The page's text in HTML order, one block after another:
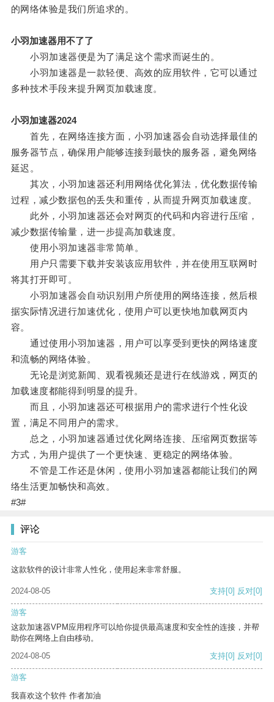
的网络体验是我们所追求的。
小羽加速器用不了了
小羽加速器便是为了满足这个需求而诞生的。
小羽加速器是一款轻便、高效的应用软件，它可以通过
多种技术手段来提升网页加载速度。
小羽加速器2024
首先，在网络连接方面，小羽加速器会自动选择最佳的
服务器节点，确保用户能够连接到最快的服务器，避免网络
延迟。
其次，小羽加速器还利用网络优化算法，优化数据传输
过程，减少数据包的丢失和重传，从而提升网页加载速度。
此外，小羽加速器还会对网页的代码和内容进行压缩，
减少数据传输量，进一步提高加载速度。
使用小羽加速器非常简单。
用户只需要下载并安装该应用软件，并在使用互联网时
将其打开即可。
小羽加速器会自动识别用户所使用的网络连接，然后根
据实际情况进行加速优化，使用户可以更快地加载网页内
容。
通过使用小羽加速器，用户可以享受到更快的网络速度
和流畅的网络体验。
无论是浏览新闻、观看视频还是进行在线游戏，网页的
加载速度都能得到明显的提升。
而且，小羽加速器还可根据用户的需求进行个性化设
置，满足不同用户的需求。
总之，小羽加速器通过优化网络连接、压缩网页数据等
方式，为用户提供了一个更快速、更稳定的网络体验。
不管是工作还是休闲，使用小羽加速器都能让我们的网
络生活更加畅快和高效。
#3#
评论
游客
这款软件的设计非常人性化，使用起来非常舒服。
2024-08-05 支持[0] 反对[0]
游客
这款加速器VPM应用程序可以给你提供最高速度和安全性的连接，并帮
助你在网络上自由移动。
2024-08-05
支持[0] 反对[0]
游客
我喜欢这个软件 作者加油